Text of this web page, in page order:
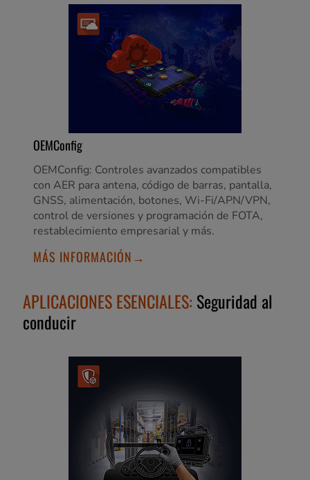
OEMConfig
OEMConfig: Controles avanzados compatibles
con AER para antena, código de barras, pantalla,
GNSS, alimentación, botones, Wi-Fi/APN/VPN,
control de versiones y programación de FOTA,
restablecimiento empresarial y más.
MÁS INFORMACIÓN→
APLICACIONES ESENCIALES: Seguridad al
conducir